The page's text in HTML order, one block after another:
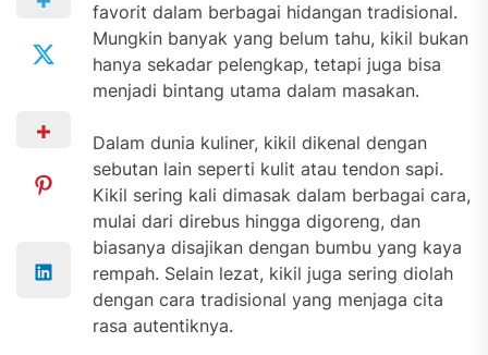
favorit dalam berbagai hidangan tradisional.
Mungkin banyak yang belum tahu, kikil bukan
hanya sekadar pelengkap, tetapi juga bisa
menjadi bintang utama dalam masakan.
Dalam dunia kuliner, kikil dikenal dengan
sebutan lain seperti kulit atau tendon sapi.
Kikil sering kali dimasak dalam berbagai cara,
mulai dari direbus hingga digoreng, dan
biasanya disajikan dengan bumbu yang kaya
rempah. Selain lezat, kikil juga sering diolah
dengan cara tradisional yang menjaga cita
rasa autentiknya.